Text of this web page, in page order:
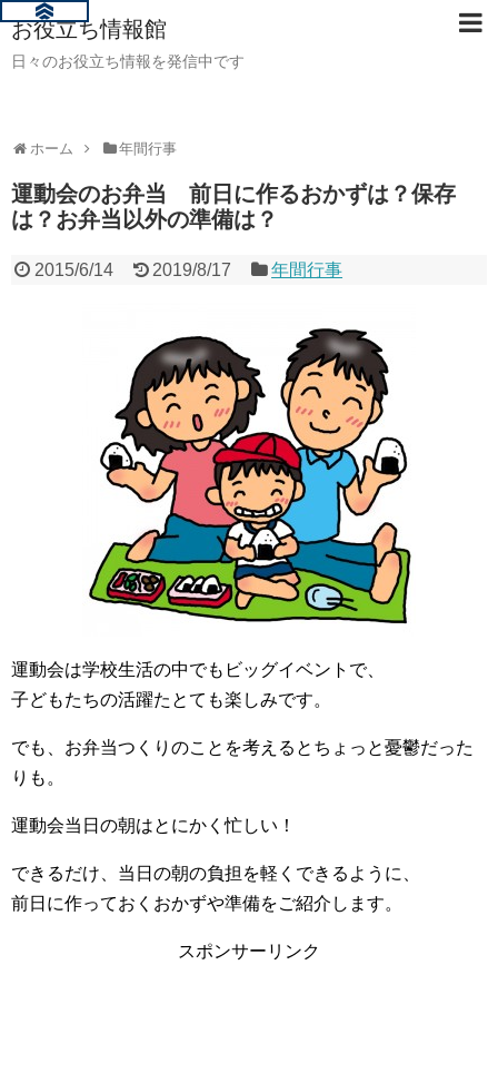
お役立ち情報館
日々のお役立ち情報を発信中です
ホーム 年間行事
運動会のお弁当 前日に作るおかずは？保存
は？お弁当以外の準備は？
2015/6/14 2019/8/17 年間行事
運動会は学校生活の中でもビッグイベントで、
子どもたちの活躍たとても楽しみです。
でも、お弁当つくりのことを考えるとちょっと憂鬱だった
りも。
運動会当日の朝はとにかく忙しい！
できるだけ、当日の朝の負担を軽くできるように、
前日に作っておくおかずや準備をご紹介します。
スポンサーリンク